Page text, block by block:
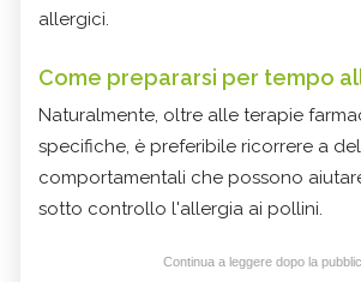
allergici.
Come prepararsi per tempo
Naturalmente, oltre alle terapie
specifiche, è preferibile ricorrere a
comportamentali che possono
sotto controllo l'allergia ai pollini.
Continua a leggere dopo la